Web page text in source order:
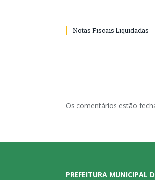
Notas Fiscais Liquidadas
Os comentários estão
PREFEITURA MUNICIPAL